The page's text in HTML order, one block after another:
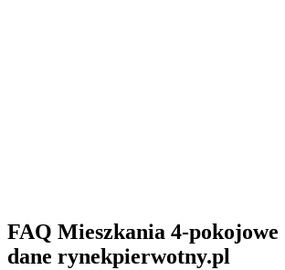
FAQ Mieszkania 4-pokojowe
dane rynekpierwotny.pl